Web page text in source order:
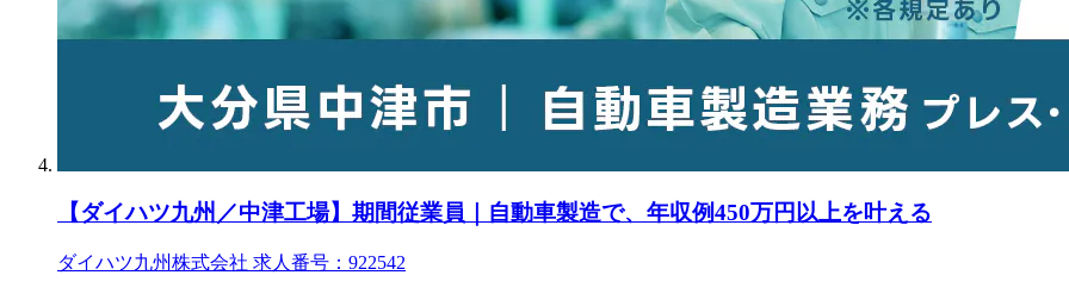
【ダイハツ九州／中津工場】期間従業員｜自動車製造で、年収例450万円以上を叶える
ダイハツ九州株式会社 求人番号：922542